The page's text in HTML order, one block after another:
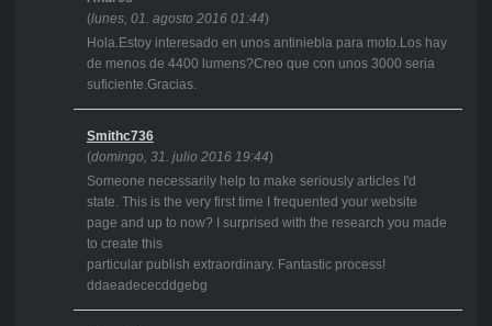
(lunes, 01. agosto 2016 01:44)
Hola.Estoy interesado en unos antiniebla para moto.Los hay
de menos de 4400 lumens?Creo que con unos 3000 seria
suficiente.Gracias.
Smithc736
(domingo, 31. julio 2016 19:44)
Someone necessarily help to make seriously articles I'd
state. This is the very first time I frequented your website
page and up to now? I surprised with the research you made
to create this
particular publish extraordinary. Fantastic process!
ddaeadececddgebg